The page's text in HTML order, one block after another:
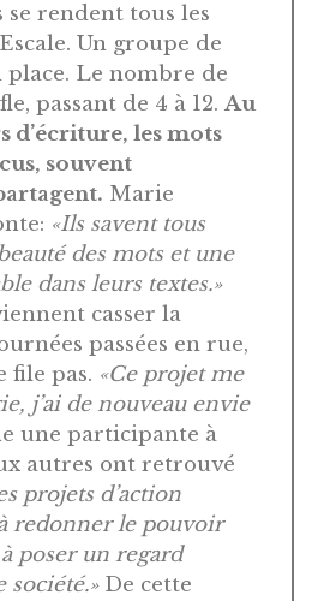
se rendent tous les
Un groupe de
place. Le nombre de
passant de 4 à 12. Au
d’écriture, les mots
souvent
Marie
«Ils savent tous
des mots et une
dans leurs textes.»
casser la
passées en rue,
file pas. «Ce projet me
j’ai de nouveau envie
une participante à
autres ont retrouvé
projets d’action
redonner le pouvoir
poser un regard
société.» De cette